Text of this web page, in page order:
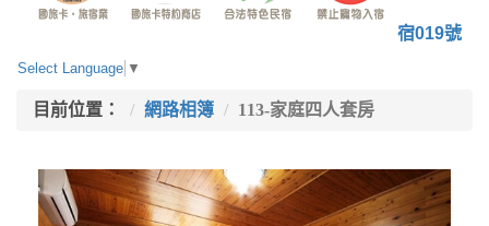
宿019號
Select Language ▼
目前位置： 網路相簿 113-家庭四人套房